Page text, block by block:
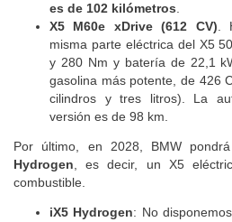
es de 102 kilómetros
X5 M60e xDrive (612 CV) .
misma parte eléctrica del X5
y 280 Nm y batería de 22,1
gasolina más potente, de 426
cilindros y tres litros). La
versión es de 98 km.
Por último, en 2028, BMW
Hydrogen , es decir, un X5
combustible.
iX5 Hydrogen: No